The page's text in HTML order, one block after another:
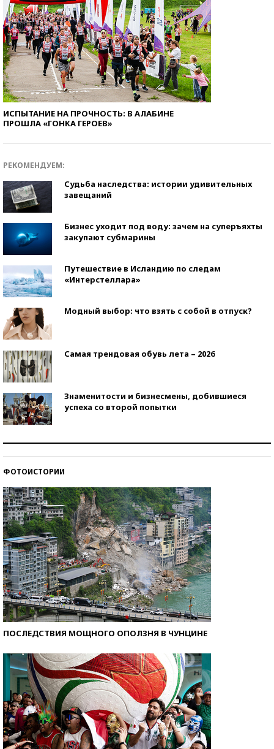
ИСПЫТАНИЕ НА ПРОЧНОСТЬ: В АЛАБИНЕ
ПРОШЛА «ГОНКА ГЕРОЕВ»
РЕКОМЕНДУЕМ:
Судьба наследства: истории удивительных
завещаний
Бизнес уходит под воду: зачем на суперъяхты
закупают субмарины
Путешествие в Исландию по следам
«Интерстеллара»
Модный выбор: что взять с собой в отпуск?
Самая трендовая обувь лета – 2026
Знаменитости и бизнесмены, добившиеся
успеха со второй попытки
ФОТОИСТОРИИ
ПОСЛЕДСТВИЯ МОЩНОГО ОПОЛЗНЯ В ЧУНЦИНЕ